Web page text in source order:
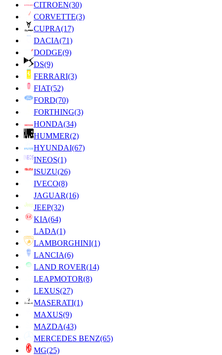
CITROEN(30)
CORVETTE(3)
CUPRA(17)
DACIA(71)
DODGE(9)
DS(9)
FERRARI(3)
FIAT(52)
FORD(70)
FORTHING(3)
HONDA(34)
HUMMER(2)
HYUNDAI(67)
INEOS(1)
ISUZU(26)
IVECO(8)
JAGUAR(16)
JEEP(32)
KIA(64)
LADA(1)
LAMBORGHINI(1)
LANCIA(6)
LAND ROVER(14)
LEAPMOTOR(8)
LEXUS(27)
MASERATI(1)
MAXUS(9)
MAZDA(43)
MERCEDES BENZ(65)
MG(25)